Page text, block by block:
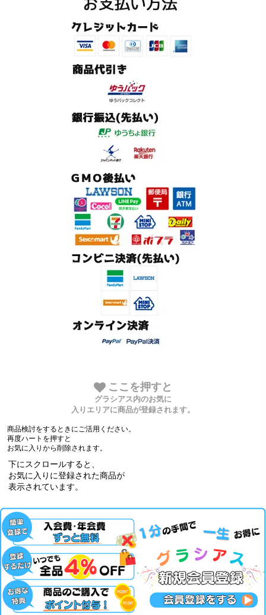
ここを押すと
グラシアス内のお気に
入りエリアに商品が登録されます。
商品検討をするときにご活用ください。
再度ハートを押すと
お気に入りから削除されます。
下にスクロールすると、
お気に入りに登録された商品が
表示されています。